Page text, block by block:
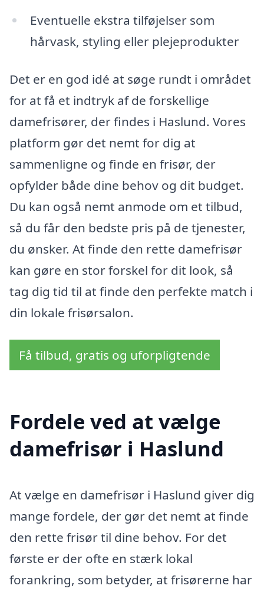
Eventuelle ekstra tilføjelser som
hårvask, styling eller plejeprodukter
Det er en god idé at søge rundt i området
for at få et indtryk af de forskellige
damefrisører, der findes i Haslund. Vores
platform gør det nemt for dig at
sammenligne og finde en frisør, der
opfylder både dine behov og dit budget.
Du kan også nemt anmode om et tilbud,
så du får den bedste pris på de tjenester,
du ønsker. At finde den rette damefrisør
kan gøre en stor forskel for dit look, så
tag dig tid til at finde den perfekte match i
din lokale frisørsalon.
Få tilbud, gratis og uforpligtende
Fordele ved at vælge
damefrisør i Haslund
At vælge en damefrisør i Haslund giver dig
mange fordele, der gør det nemt at finde
den rette frisør til dine behov. For det
første er der ofte en stærk lokal
forankring, som betyder, at frisørerne har